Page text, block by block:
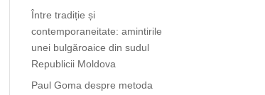
Între tradiție și
contemporaneitate: amintirile
unei bulgăroaice din sudul
Republicii Moldova
Paul Goma despre metoda